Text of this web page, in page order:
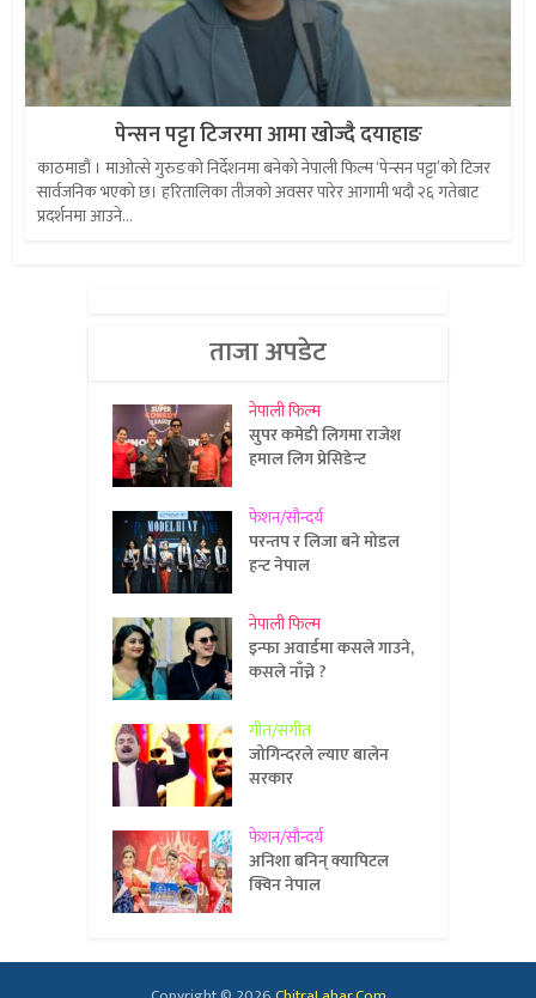
पेन्सन पट्टा टिजरमा आमा खोज्दै दयाहाङ
काठमाडौं । माओत्से गुरुङको निर्देशनमा बनेको नेपाली फिल्म ‘पेन्सन पट्टा’को टिजर
सार्वजनिक भएको छ। हरितालिका तीजको अवसर पारेर आगामी भदौ २६ गतेबाट
प्रदर्शनमा आउने...
ताजा अपडेट
नेपाली फिल्म
सुपर कमेडी लिगमा राजेश
हमाल लिग प्रेसिडेन्ट
फेशन/सौन्दर्य
परन्तप र लिजा बने मोडल
हन्ट नेपाल
नेपाली फिल्म
इन्फा अवार्डमा कसले गाउने,
कसले नाँच्ने ?
गीत/संगीत
जोगिन्दरले ल्याए बालेन
सरकार
फेशन/सौन्दर्य
अनिशा बनिन् क्यापिटल
क्विन नेपाल